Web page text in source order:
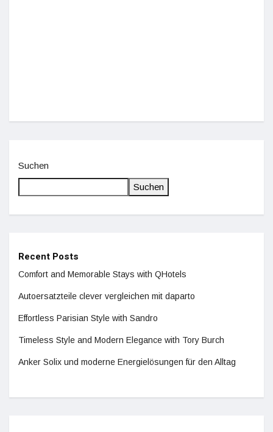
Suchen
Suchen
Recent Posts
Comfort and Memorable Stays with QHotels
Autoersatzteile clever vergleichen mit daparto
Effortless Parisian Style with Sandro
Timeless Style and Modern Elegance with Tory Burch
Anker Solix und moderne Energielösungen für den Alltag